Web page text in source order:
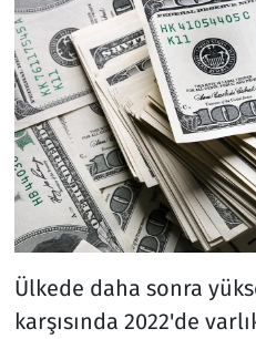
Ülkede daha sonra
karşısında 2022'de